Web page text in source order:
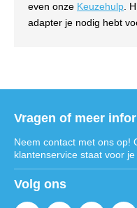
even onze Keuzehulp .
adapter je nodig hebt
Vragen of meer
Neem contact met ons op!
klantenservice staat voor
Volg ons